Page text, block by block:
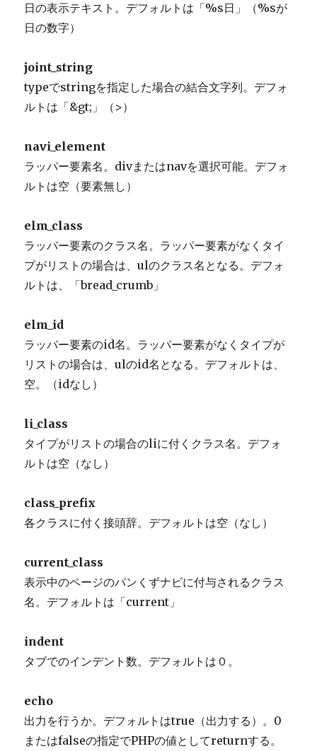
日の表示テキスト。デフォルトは「%s日」（%sが
日の数字）
joint_string
typeでstringを指定した場合の結合文字列。デフォ
ルトは「&gt;」（>）
navi_element
ラッパー要素名。divまたはnavを選択可能。デフォ
ルトは空（要素無し）
elm_class
ラッパー要素のクラス名。ラッパー要素がなくタイ
プがリストの場合は、ulのクラス名となる。デフォ
ルトは、「bread_crumb」
elm_id
ラッパー要素のid名。ラッパー要素がなくタイプが
リストの場合は、ulのid名となる。デフォルトは、
空。（idなし）
li_class
タイプがリストの場合のliに付くクラス名。デフォ
ルトは空（なし）
class_prefix
各クラスに付く接頭辞。デフォルトは空（なし）
current_class
表示中のページのパンくずナビに付与されるクラス
名。デフォルトは「current」
indent
タブでのインデント数。デフォルトは０。
echo
出力を行うか。デフォルトはtrue（出力する）。0
またはfalseの指定でPHPの値としてreturnする。